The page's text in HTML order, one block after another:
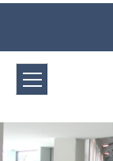
Direkt zum Inhalt
Leichte
und